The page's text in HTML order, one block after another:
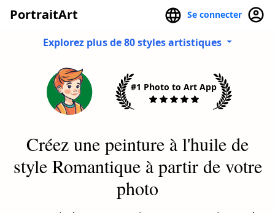
PortraitArt Se connecter
Explorez plus de 80 styles artistiques
#1 Photo to Art App
Créez une peinture à l'huile de
style Romantique à partir de votre
photo